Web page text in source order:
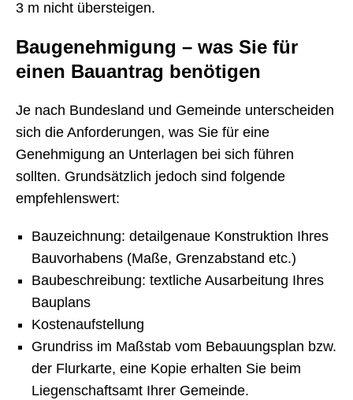
3 m nicht übersteigen.
Baugenehmigung – was Sie für
einen Bauantrag benötigen
Je nach Bundesland und Gemeinde unterscheiden
sich die Anforderungen, was Sie für eine
Genehmigung an Unterlagen bei sich führen
sollten. Grundsätzlich jedoch sind folgende
empfehlenswert:
Bauzeichnung: detailgenaue Konstruktion Ihres
Bauvorhabens (Maße, Grenzabstand etc.)
Baubeschreibung: textliche Ausarbeitung Ihres
Bauplans
Kostenaufstellung
Grundriss im Maßstab vom Bebauungsplan bzw.
der Flurkarte, eine Kopie erhalten Sie beim
Liegenschaftsamt Ihrer Gemeinde.